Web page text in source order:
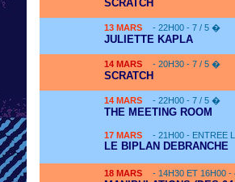
SCRATCH
13 MARS - 22H00 - 7 / 5 �
JULIETTE KAPLA
14 MARS - 20H30 - 7 / 5 �
SCRATCH
14 MARS - 22H00 - 7 / 5 �
THE MEETING ROOM
17 MARS - 21H00 - ENTREE
LE BIPLAN DEBRANCHE
18 MARS - 14H30 ET 16H00